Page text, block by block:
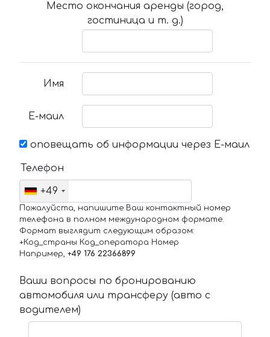
Место окончания аренды (город,
гостиница и т. д.)
Имя
Е-маил
оповещать об информации через Е-маил
Телефон
+49
Пожалуйста, напишите Ваш контактный номер
телефона в полном международном формате.
Формат выглядит следующим образом:
+Код_страны Код_оператора Номер
Например, +49 176 22366899
Ваши вопросы по бронированию
автомобиля или трансферу (авто с
водителем)